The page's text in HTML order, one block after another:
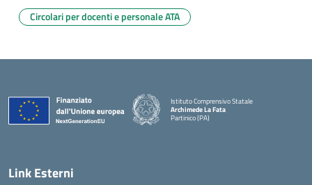
Circolari per docenti e personale ATA
Istituto Comprensivo Statale
Archimede La Fata
Partinico (PA)
Link Esterni